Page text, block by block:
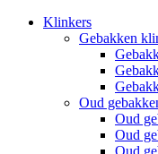
Klinkers
Gebakken
Oud
Oud
Oud
Oud